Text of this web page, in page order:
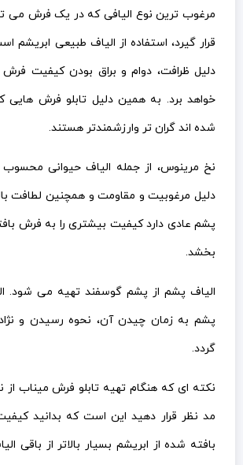
مرغوب ترین نوع الیافی که در یک فرش می
قرار گیرد، استفاده از الیاف طبیعی ابریشم
دلیل ظرافت، دوام و براق بودن کیفیت فرش
خواهد برد. به همین دلیل تابلو فرش هایی
شده اند گران تر وارزشمندتر هستند.
نخ مرینوس، از جمله الیاف حیوانی
دلیل مرغوبیت و مقاومت و همچنین لطافت
پشم عادی دارد کیفیت بیشتری را به فرش
بخشد.
الیاف پشم از پشم گوسفند تهیه می شود.
پشم به زمان چیدن آن، نحوه رسیدن و
گردد.
نکته ای که هنگام تهیه تابلو فرش میناب
مد نظر قرار دهید این است که بدانید
بافته شده از ابریشم بسیار بالاتر از باقی